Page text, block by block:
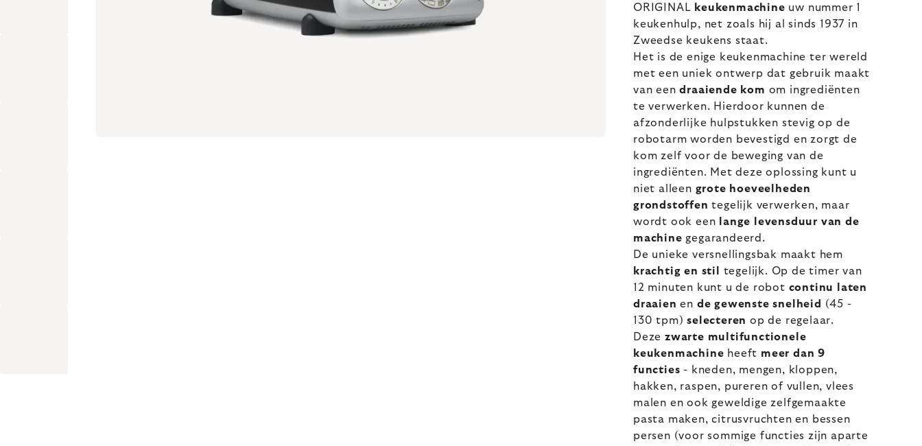
ORIGINAL keukenmachine uw nummer 1
keukenhulp, net zoals hij al sinds 1937 in
Zweedse keukens staat.
Het is de enige keukenmachine ter wereld
met een uniek ontwerp dat gebruik maakt
van eendraaiende kom om ingrediënten
te verwerken. Hierdoor kunnen de
afzonderlijke hulpstukken stevig op de
robotarm worden bevestigd en zorgt de
kom zelf voor de beweging van de
ingrediënten. Met deze oplossing kunt u
niet alleen grote hoeveelheden
grondstoffen tegelijk verwerken, maar
wordt ook een
lange levensduur van de
machine gegarandeerd.
De unieke versnellingsbak maakt hem
krachtig en stil
tegelijk. Op de timer van
12 minuten kunt u de robot continu laten
draaien en de gewenste snelheid
(45 -
130 tpm)selecteren op de regelaar.
Deze zwarte multifunctionele
keukenmachine heeft meer dan 9
functies - kneden, mengen, kloppen,
hakken, raspen, pureren of vullen, vlees
malen en ook geweldige zelfgemaakte
pasta maken, citrusvruchten en bessen
persen (voor sommige functies zijn aparte